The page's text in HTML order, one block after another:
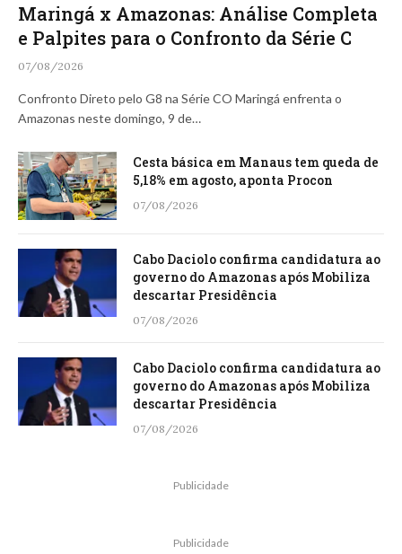
Maringá x Amazonas: Análise Completa
e Palpites para o Confronto da Série C
07/08/2026
Confronto Direto pelo G8 na Série CO Maringá enfrenta o
Amazonas neste domingo, 9 de…
Cesta básica em Manaus tem queda de
5,18% em agosto, aponta Procon
07/08/2026
Cabo Daciolo confirma candidatura ao
governo do Amazonas após Mobiliza
descartar Presidência
07/08/2026
Cabo Daciolo confirma candidatura ao
governo do Amazonas após Mobiliza
descartar Presidência
07/08/2026
Publicidade
Publicidade